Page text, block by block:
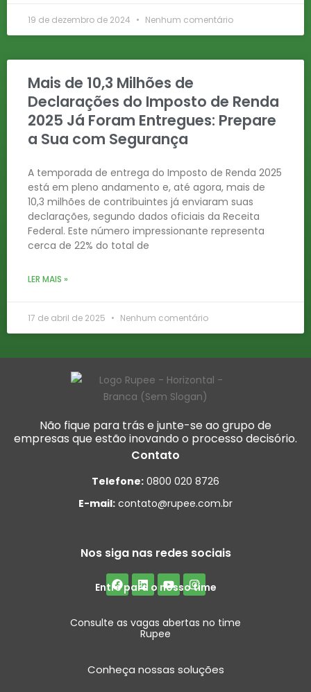
19 de dezembro de 2024 Nenhum comentário
Mais de 10,3 Milhões de
Declarações do Imposto de Renda
2025 Já Foram Entregues: Prepare
a Sua com Segurança
A temporada de entrega do Imposto de Renda 2025
está em pleno andamento e, até agora, mais de
10,3 milhões de contribuintes já enviaram suas
declarações, segundo dados oficiais da Receita
Federal. Este número impressionante representa
cerca de 22% do total de
LER MAIS »
17 de abril de 2025 Nenhum comentário
Não fique para trás e junte-se ao grupo de
empresas que estão inovando o processo decisório.
Contato
Telefone: 0800 020 8726
E-mail: contato@rupee.com.br
Nos siga nas redes sociais
Entre para o nosso time
Consulte as vagas abertas no time
Rupee
Conheça nossas soluções